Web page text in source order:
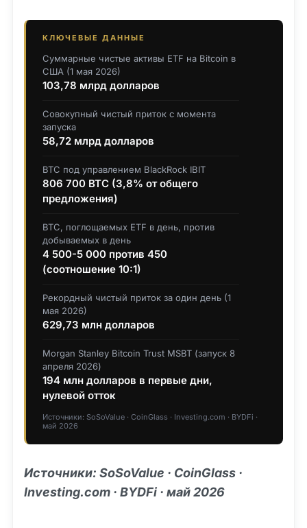
КЛЮЧЕВЫЕ ДАННЫЕ
Суммарные чистые активы ETF на Bitcoin в
США (1 мая 2026)
103,78 млрд долларов
Совокупный чистый приток с момента
запуска
58,72 млрд долларов
BTC под управлением BlackRock IBIT
806 700 BTC (3,8% от общего
предложения)
BTC, поглощаемых ETF в день, против
добываемых в день
4 500-5 000 против 450
(соотношение 10:1)
Рекордный чистый приток за один день (1
мая 2026)
629,73 млн долларов
Morgan Stanley Bitcoin Trust MSBT (запуск 8
апреля 2026)
194 млн долларов в первые дни,
нулевой отток
Источники: SoSoValue · CoinGlass · Investing.com · BYDFi ·
май 2026
Источники: SoSoValue · CoinGlass ·
Investing.com · BYDFi · май 2026